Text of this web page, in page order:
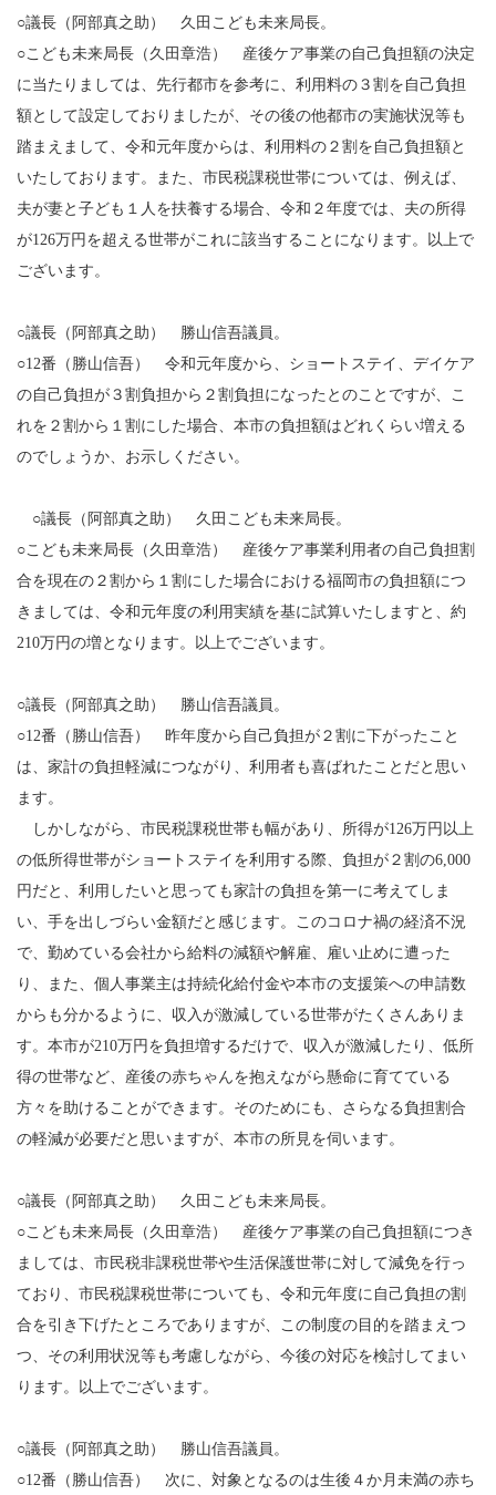
○議長（阿部真之助） 久田こども未来局長。
○こども未来局長（久田章浩） 産後ケア事業の自己負担額の決定
に当たりましては、先行都市を参考に、利用料の３割を自己負担
額として設定しておりましたが、その後の他都市の実施状況等も
踏まえまして、令和元年度からは、利用料の２割を自己負担額と
いたしております。また、市民税課税世帯については、例えば、
夫が妻と子ども１人を扶養する場合、令和２年度では、夫の所得
が126万円を超える世帯がこれに該当することになります。以上で
ございます。
○議長（阿部真之助） 勝山信吾議員。
○12番（勝山信吾） 令和元年度から、ショートステイ、デイケア
の自己負担が３割負担から２割負担になったとのことですが、こ
れを２割から１割にした場合、本市の負担額はどれくらい増える
のでしょうか、お示しください。
○議長（阿部真之助） 久田こども未来局長。
○こども未来局長（久田章浩） 産後ケア事業利用者の自己負担割
合を現在の２割から１割にした場合における福岡市の負担額につ
きましては、令和元年度の利用実績を基に試算いたしますと、約
210万円の増となります。以上でございます。
○議長（阿部真之助） 勝山信吾議員。
○12番（勝山信吾） 昨年度から自己負担が２割に下がったこと
は、家計の負担軽減につながり、利用者も喜ばれたことだと思い
ます。
しかしながら、市民税課税世帯も幅があり、所得が126万円以上
の低所得世帯がショートステイを利用する際、負担が２割の6,000
円だと、利用したいと思っても家計の負担を第一に考えてしま
い、手を出しづらい金額だと感じます。このコロナ禍の経済不況
で、勤めている会社から給料の減額や解雇、雇い止めに遭った
り、また、個人事業主は持続化給付金や本市の支援策への申請数
からも分かるように、収入が激減している世帯がたくさんありま
す。本市が210万円を負担増するだけで、収入が激減したり、低所
得の世帯など、産後の赤ちゃんを抱えながら懸命に育てている
方々を助けることができます。そのためにも、さらなる負担割合
の軽減が必要だと思いますが、本市の所見を伺います。
○議長（阿部真之助） 久田こども未来局長。
○こども未来局長（久田章浩） 産後ケア事業の自己負担額につき
ましては、市民税非課税世帯や生活保護世帯に対して減免を行っ
ており、市民税課税世帯についても、令和元年度に自己負担の割
合を引き下げたところでありますが、この制度の目的を踏まえつ
つ、その利用状況等も考慮しながら、今後の対応を検討してまい
ります。以上でございます。
○議長（阿部真之助） 勝山信吾議員。
○12番（勝山信吾） 次に、対象となるのは生後４か月未満の赤ち